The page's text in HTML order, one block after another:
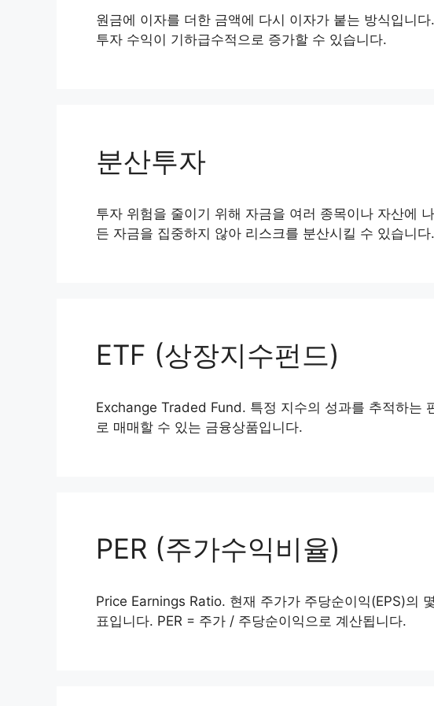
원금에 이자를 더한 금액에 다시 이자가 붙는 방식입니
투자 수익이 기하급수적으로 증가할 수 있습니다.
분산투자
투자 위험을 줄이기 위해 자금을 여러 종목이나 자산에
든 자금을 집중하지 않아 리스크를 분산시킬 수 있습니다.
ETF (상장지수펀드)
Exchange Traded Fund. 특정 지수의 성과를 추적하는
로 매매할 수 있는 금융상품입니다.
PER (주가수익비율)
Price Earnings Ratio. 현재 주가가 주당순이익(EPS)의
표입니다. PER = 주가 / 주당순이익으로 계산됩니다.